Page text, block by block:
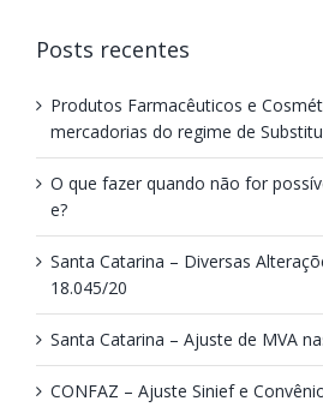
Posts recentes
Produtos Farmacêuticos e
mercadorias do regime de
O que fazer quando não for
e?
Santa Catarina – Diversas
18.045/20
Santa Catarina – Ajuste de MVA
CONFAZ – Ajuste Sinief e